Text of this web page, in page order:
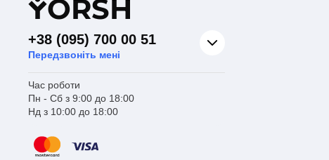
YORSH
+38 (095) 700 00 51
Передзвоніть мені
Час роботи
Пн - Сб з 9:00 до 18:00
Нд з 10:00 до 18:00